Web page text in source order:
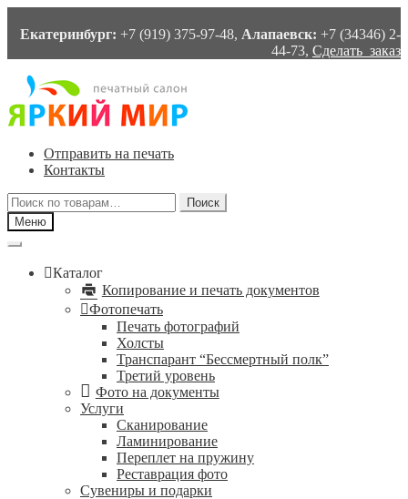
Екатеринбург: +7 (919) 375-97-48, Алапаевск: +7 (34346) 2-
44-73, Сделать заказ
Перейти
навигации
Перейти
содержимому
Отправить на печать
Контакты
Искать:
Поиск
Меню
Каталог
Копирование и печать документов
Фотопечать
Печать фотографий
Холсты
Транспарант “Бессмертный полк”
Третий уровень
Фото на документы
Услуги
Сканирование
Ламинирование
Переплет на пружину
Реставрация фото
Сувениры и подарки